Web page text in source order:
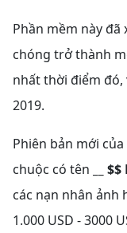
Phần mềm này đã
chóng trở thành
nhất thời điểm đó,
2019.
Phiên bản mới của
chuộc có tên
__
các nạn nhân ảnh
1.000 USD - 3000